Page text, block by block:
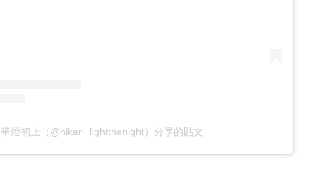
華燈初上（@hikari_lightthenight）分享的貼文